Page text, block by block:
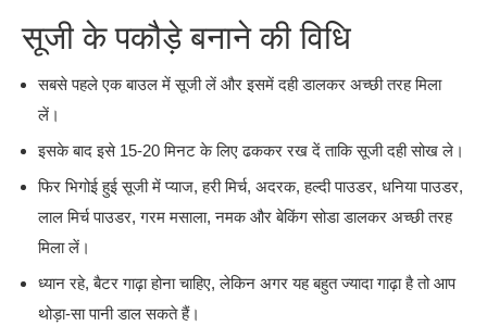
सूजी के पकौड़े बनाने की विधि
सबसे पहले एक बाउल में सूजी लें और इसमें दही डालकर अच्छी तरह मिला
लें।
इसके बाद इसे 15-20 मिनट के लिए ढककर रख दें ताकि सूजी दही सोख ले।
फिर भिगोई हुई सूजी में प्याज, हरी मिर्च, अदरक, हल्दी पाउडर, धनिया पाउडर,
लाल मिर्च पाउडर, गरम मसाला, नमक और बेकिंग सोडा डालकर अच्छी तरह
मिला लें।
ध्यान रहे, बैटर गाढ़ा होना चाहिए, लेकिन अगर यह बहुत ज्यादा गाढ़ा है तो आप
थोड़ा-सा पानी डाल सकते हैं।